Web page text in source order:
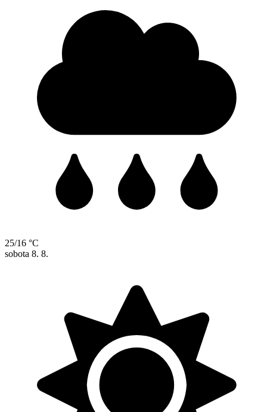
25/16 °C
sobota 8. 8.